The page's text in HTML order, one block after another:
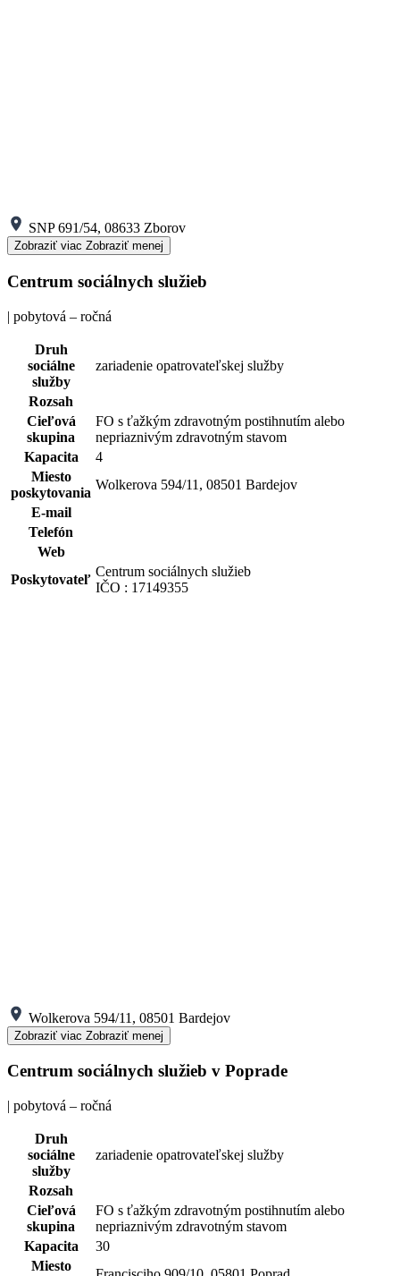
SNP 691/54, 08633 Zborov
Zobraziť viac Zobraziť menej
Centrum sociálnych služieb
| pobytová – ročná
Druh
sociálne
služby
zariadenie opatrovateľskej služby
Rozsah
Cieľová
skupina
FO s ťažkým zdravotným postihnutím alebo
nepriaznivým zdravotným stavom
Kapacita
4
Miesto
poskytovania
Wolkerova 594/11, 08501 Bardejov
E-mail
Telefón
Web
Poskytovateľ
Centrum sociálnych služieb
IČO : 17149355
Wolkerova 594/11, 08501 Bardejov
Zobraziť viac Zobraziť menej
Centrum sociálnych služieb v Poprade
| pobytová – ročná
Druh
sociálne
služby
zariadenie opatrovateľskej služby
Rozsah
Cieľová
skupina
FO s ťažkým zdravotným postihnutím alebo
nepriaznivým zdravotným stavom
Kapacita
30
Miesto